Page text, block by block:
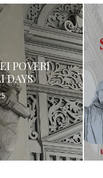
POVERI
DAYS